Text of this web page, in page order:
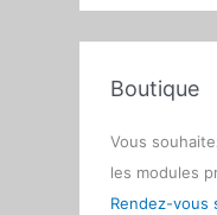
Boutique
Vous
les modules
Rendez-vous